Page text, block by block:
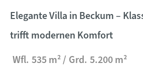
Elegante Villa in Beckum –
trifft modernen Komfort
Wfl. 535 m² Grd. 5.200 m²